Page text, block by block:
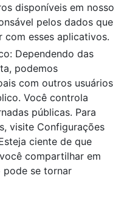
disponíveis em nosso
pelos dados que
esses aplicativos.
Dependendo das
podemos
com outros usuários
Você controla
públicas. Para
visite Configurações
ciente de que
compartilhar em
se tornar